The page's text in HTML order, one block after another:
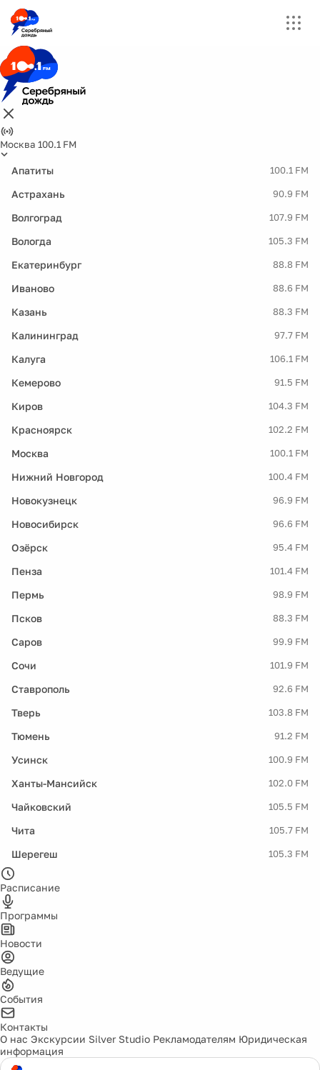
Москва 100.1 FM
Апатиты 100.1 FM
Астрахань 90.9 FM
Волгоград 107.9 FM
Вологда 105.3 FM
Екатеринбург 88.8 FM
Иваново 88.6 FM
Казань 88.3 FM
Калининград 97.7 FM
Калуга 106.1 FM
Кемерово 91.5 FM
Киров 104.3 FM
Красноярск 102.2 FM
Москва 100.1 FM
Нижний Новгород 100.4 FM
Новокузнецк 96.9 FM
Новосибирск 96.6 FM
Озёрск 95.4 FM
Пенза 101.4 FM
Пермь 98.9 FM
Псков 88.3 FM
Саров 99.9 FM
Сочи 101.9 FM
Ставрополь 92.6 FM
Тверь 103.8 FM
Тюмень 91.2 FM
Усинск 100.9 FM
Ханты-Мансийск 102.0 FM
Чайковский 105.5 FM
Чита 105.7 FM
Шерегеш 105.3 FM
Расписание
Программы
Новости
Ведущие
События
Контакты
О нас Экскурсии Silver Studio Рекламодателям Юридическая
информация